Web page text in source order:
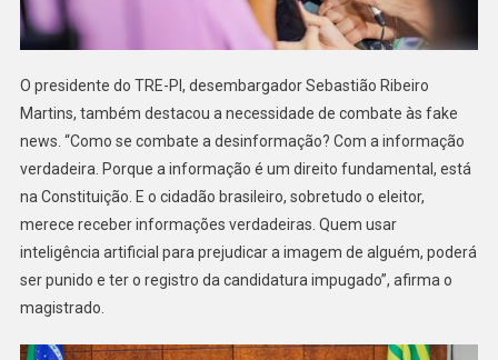
O presidente do TRE-PI, desembargador Sebastião Ribeiro
Martins, também destacou a necessidade de combate às fake
news. “Como se combate a desinformação? Com a informação
verdadeira. Porque a informação é um direito fundamental, está
na Constituição. E o cidadão brasileiro, sobretudo o eleitor,
merece receber informações verdadeiras. Quem usar
inteligência artificial para prejudicar a imagem de alguém, poderá
ser punido e ter o registro da candidatura impugado”, afirma o
magistrado.